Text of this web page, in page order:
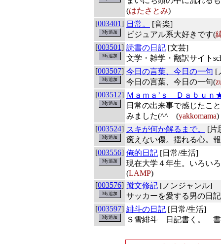
(はたさとみ)
[003401] 日常。
[音楽]
ビジュアル系大好きです(
[003501] 読書の日記 [文芸]
文学・雑学・翻訳サイト
[003507] 今日の言葉、今日の一句 [
今日の言葉、今日の一句(
[003512] Ｍａｍａ’ｓ Ｄａｂｕｎ
日常の出来事で感じたこ
みました(^^ゞ(yakkomama)
[003524] スキが何か解るまで。
[片
癒えない傷。揺れる心。
[003556] 俺的日記 [日常/生活]
現在大学４年生。いろい
(LAMP)
[003576] 蹴文修記 [ノンジャンル]
サッカーを愛する男の日
[003597] 緋斗の日記 [日常/生活]
Ｓ雪緋斗 日記書く。 書